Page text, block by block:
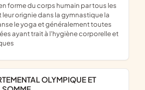
orignie dans la gymnastique la
le yoga et généralement toutes
ayant trait à l'hygiène corporelle et